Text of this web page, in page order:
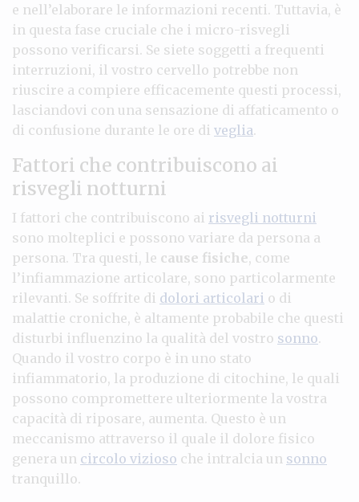
e nell’elaborare le informazioni recenti. Tuttavia, è
in questa fase cruciale che i micro-risvegli
possono verificarsi. Se siete soggetti a frequenti
interruzioni, il vostro cervello potrebbe non
riuscire a compiere efficacemente questi processi,
lasciandovi con una sensazione di affaticamento o
di confusione durante le ore di veglia.
Fattori che contribuiscono ai
risvegli notturni
I fattori che contribuiscono ai risvegli notturni
sono molteplici e possono variare da persona a
persona. Tra questi, le cause fisiche, come
l’infiammazione articolare, sono particolarmente
rilevanti. Se soffrite di dolori articolari o di
malattie croniche, è altamente probabile che questi
disturbi influenzino la qualità del vostro sonno.
Quando il vostro corpo è in uno stato
infiammatorio, la produzione di citochine, le quali
possono compromettere ulteriormente la vostra
capacità di riposare, aumenta. Questo è un
meccanismo attraverso il quale il dolore fisico
genera un circolo vizioso che intralcia un sonno
tranquillo.